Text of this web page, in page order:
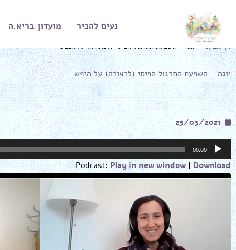
לתוכן
נעים להכיר מועדון בריא.ה
דף הבית»יוגה – השפעת התרגול הפיסי (לכאורה) על הנפש
יוגה – השפעת התרגול הפיסי (לכאורה) על הנפש
25/03/2021
אודיו
00:00
Podcast:Play in new window|Download